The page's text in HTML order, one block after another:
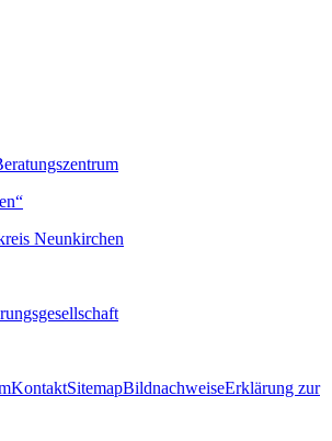
Neunkirchen
KontaktSitemapBildnachweiseErklärung zur